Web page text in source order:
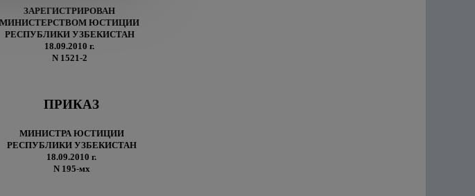
ЗАРЕГИСТРИРОВАН
МИНИСТЕРСТВОМ ЮСТИЦИИ
РЕСПУБЛИКИ УЗБЕКИСТАН
18.09.2010 г.
N 1521-2
ПРИКАЗ
МИНИСТРА ЮСТИЦИИ
РЕСПУБЛИКИ УЗБЕКИСТАН
18.09.2010 г.
N 195-мх